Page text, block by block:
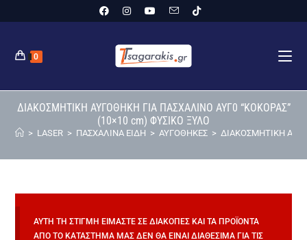
0
ΔΙΑΚΟΣΜΗΤΙΚΗ ΑΥΓΟΘΗΚΗ ΓΙΑ ΠΑΣΧΑΛΙΝΟ ΑΥΓ0 “ΚΟΚΟΡΑΣ”
(10×10 cm) ΦΥΣΙΚΟ ΞΥΛΟ
> LASER > ΠΑΣΧΑΛΙΝΑ ΕΙΔΗ > ΑΥΓΟΘΗΚΕΣ > ΔΙΑΚΟΣΜΗΤΙΚΗ
ΑΥΤΉ ΤΗ ΣΤΙΓΜΉ ΕΊΜΑΣΤΕ ΣΕ ΔΙΑΚΟΠΈΣ ΚΑΙ ΤΑ ΠΡΟΪΌΝΤΑ
ΑΠΌ ΤΟ ΚΑΤΆΣΤΗΜΆ ΜΑΣ ΔΕΝ ΘΑ ΕΊΝΑΙ ΔΙΑΘΈΣΙΜΑ ΓΙΑ ΤΙΣ